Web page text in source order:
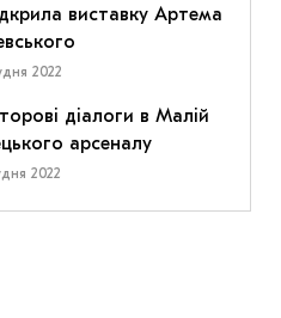
виставку Артема
2022
діалоги в Малій
арсеналу
2022